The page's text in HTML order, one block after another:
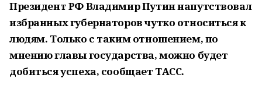
Президент РФ Владимир Путин напутствовал
избранных губернаторов чутко относиться к
людям. Только с таким отношением, по
мнению главы государства, можно будет
добиться успеха, сообщает ТАСС.